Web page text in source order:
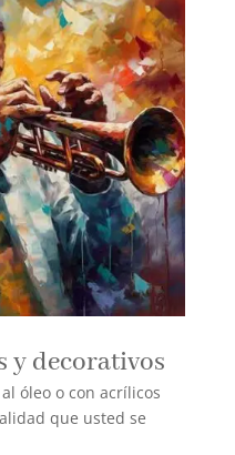
y decorativos
óleo o con acrílicos
que usted se